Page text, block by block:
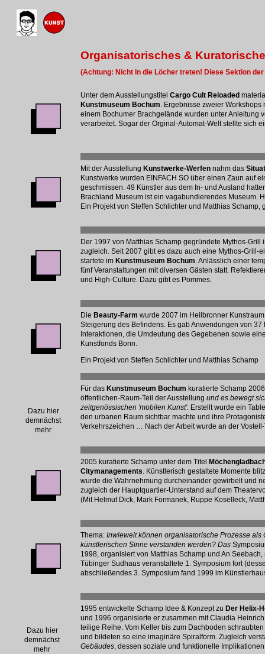
(Achtung: Nicht in die Löcher treten! Diese Sektion
Organisatorisches &
Der 1997 von Matthias Schamp gegründete Mythos-
zugleich. Seit 2007 gibt es dazu auch eine Mythos-Grill-
startete im Kunstmuseum Bochum. Anlässlich einer
fünf Veranstaltungen mit diversen Gästen statt.
und High-Culture. Dazu gibt es Pommes.
Die Beauty-Farm wurde 2007 im Heilbronner
Steigerung des Befindens. Es gab Anwendungen von
Interaktionen, die Umdeutung des Gegebenen sowie
Kunstfonds Bonn.
Ein Projekt von Steffen Schlichter und Matthias Schamp
Für das Kunstmuseum Bochum kuratierte Schamp
öffentlichen-Raum-Teil der Ausstellung und es bewegt
zeitgenössischen 'mobilen Kunst'. Erstellt wurde ein
den urbanen Raum sichtbar machte und ihre
Verkehrszeichen … Nach der Arbeit wurde an der
2005 kuratierte Schamp unter dem Titel
Citymanagements. Künstlerisch gestaltete Momente
wurde die Wahrnehmung durcheinander gewirbelt und
zugleich der Hauptquartier-Unterstand auf dem
(Mit Helmut Dick, Mark Formanek, Ruppe Koselleck,
Thema: Inwieweit können organisatorische Prozesse
künstlerischen Sinne verstanden werden? Das
1998, organisiert von Matthias Schamp und An Seebach,
Tübinger Sudhaus veranstaltete 1. Symposium fort
abschließendes 3. Symposium fand 1999 im
Dazu hier
demnächst
mehr
1995 entwickelte Schamp Idee & Konzept zu Der Helix-
und 1996 organisierte er zusammen mit Claudia
teilige Reihe. Vom Keller bis zum Dachboden
und bildeten so eine imaginäre Spiralform. Zugleich
Gebäudes, dessen soziale und funktionelle
Dazu hier
demnächst
mehr
Mit der Ausstellung Kunstwerke-Werfen nahm das
Kunstwerke wurden EINFACH SO über einen Zaun auf
geschmissen. 49 Künstler aus dem In- und Ausland
Brachland Museum ist ein vagabundierendes Museum.
Ein Projekt von Steffen Schlichter und Matthias Schamp,
Unter dem Ausstellungstitel Cargo Cult Reloaded
Kunstmuseum Bochum. Ergebnisse zweier
einem Bochumer Brachgelände wurden unter Anleitung
verarbeitet. Sogar der Orginal-Automat-Welt stellte sich